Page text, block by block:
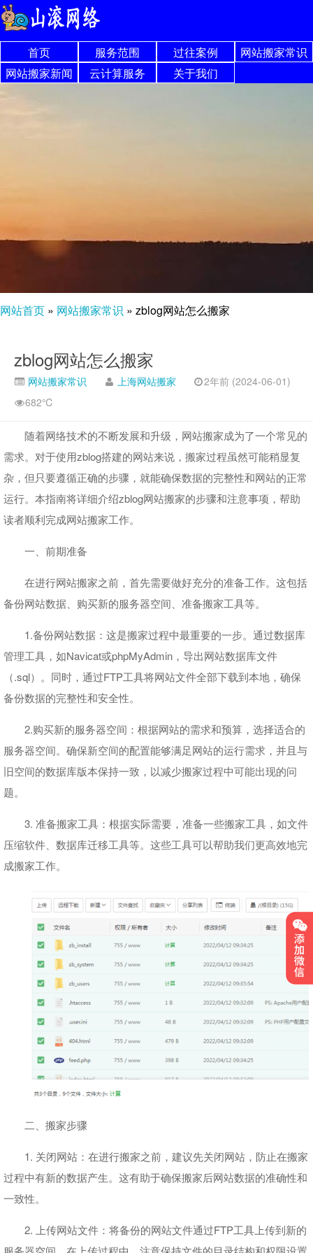
首页 服务范围 过往案例
网站搬家常识
网站搬家新闻
云计算服务 关于我们
网站首页 » 网站搬家常识 » zblog网站怎么搬家
zblog网站怎么搬家
网站搬家常识 上海网站搬家
2年前 (2024-06-01)
682℃
随着网络技术的不断发展和升级，网站搬家成为了一个常见的
需求。对于使用zblog搭建的网站来说，搬家过程虽然可能稍显复
杂，但只要遵循正确的步骤，就能确保数据的完整性和网站的正常
运行。本指南将详细介绍zblog网站搬家的步骤和注意事项，帮助
读者顺利完成网站搬家工作。
一、前期准备
在进行网站搬家之前，首先需要做好充分的准备工作。这包括
备份网站数据、购买新的服务器空间、准备搬家工具等。
1.备份网站数据：这是搬家过程中最重要的一步。通过数据库
管理工具，如Navicat或phpMyAdmin，导出网站数据库文件
（.sql）。同时，通过FTP工具将网站文件全部下载到本地，确保
备份数据的完整性和安全性。
2.购买新的服务器空间：根据网站的需求和预算，选择适合的
服务器空间。确保新空间的配置能够满足网站的运行需求，并且与
旧空间的数据库版本保持一致，以减少搬家过程中可能出现的问
题。
3. 准备搬家工具：根据实际需要，准备一些搬家工具，如文件
压缩软件、数据库迁移工具等。这些工具可以帮助我们更高效地完
成搬家工作。
二、搬家步骤
1. 关闭网站：在进行搬家之前，建议先关闭网站，防止在搬家
过程中有新的数据产生。这有助于确保搬家后网站数据的准确性和
一致性。
2. 上传网站文件：将备份的网站文件通过FTP工具上传到新的